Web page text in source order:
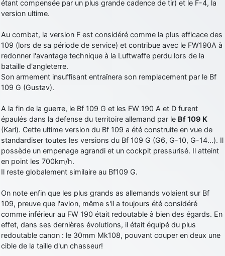
étant compensée par un plus grande cadence de tir) et le F-4, la
version ultime.
Au combat, la version F est considéré comme la plus efficace des
109 (lors de sa période de service) et contribue avec le FW190A à
redonner l'avantage technique à la Luftwaffe perdu lors de la
bataille d'angleterre.
Son armement insuffisant entraînera son remplacement par le Bf
109 G (Gustav).
A la fin de la guerre, le Bf 109 G et les FW 190 A et D furent
épaulés dans la defense du territoire allemand par le Bf 109 K
(Karl). Cette ultime version du Bf 109 a été construite en vue de
standardiser toutes les versions du Bf 109 G (G6, G-10, G-14…). Il
possède un empenage agrandi et un cockpit pressurisé. Il atteint
en point les 700km/h.
Il reste globalement similaire au Bf109 G.
On note enfin que les plus grands as allemands volaient sur Bf
109, preuve que l'avion, même s'il a toujours été considéré
comme inférieur au FW 190 était redoutable à bien des égards. En
effet, dans ses dernières évolutions, il était équipé du plus
redoutable canon : le 30mm Mk108, pouvant couper en deux une
cible de la taille d'un chasseur!